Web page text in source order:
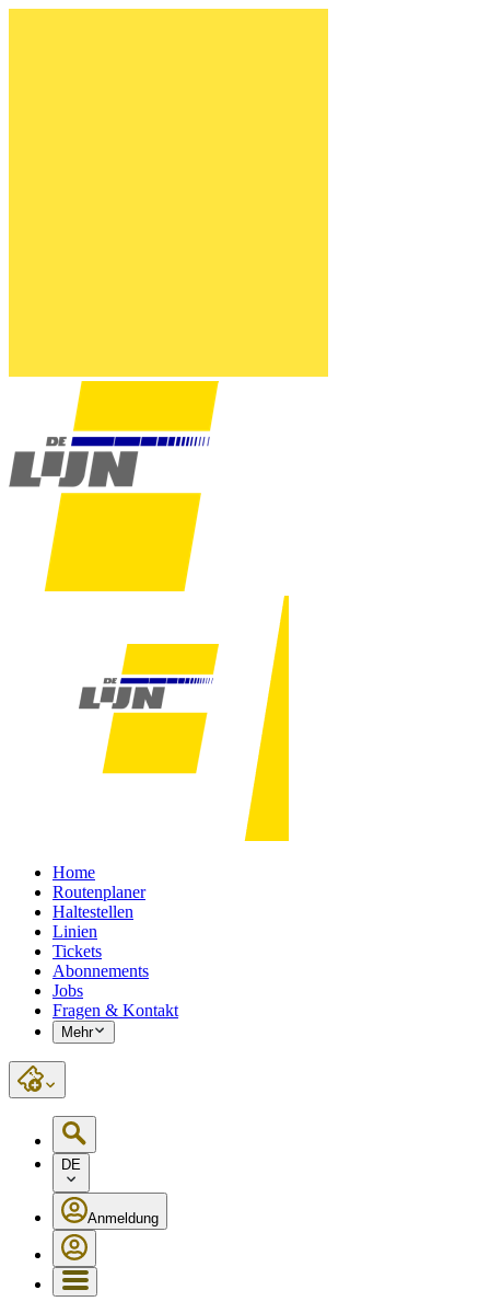
Home
Routenplaner
Haltestellen
Linien
Tickets
Abonnements
Jobs
Fragen & Kontakt
Mehr
DE
Anmeldung